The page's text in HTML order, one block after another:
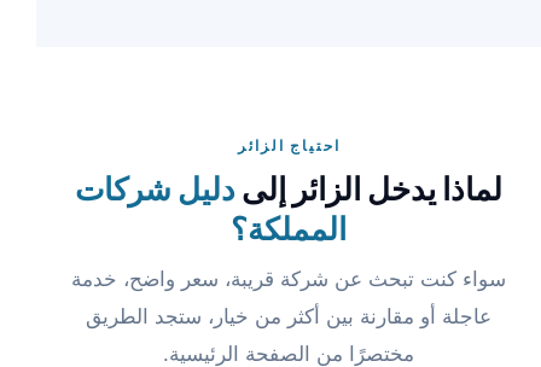
احتياج الزائر
لماذا يدخل الزائر إلىدليل شركات
المملكة؟
سواء كنت تبحث عن شركة قريبة، سعر واضح، خدمة
عاجلة أو مقارنة بين أكثر من خيار، ستجد الطريق
مختصرًا من الصفحة الرئيسية.